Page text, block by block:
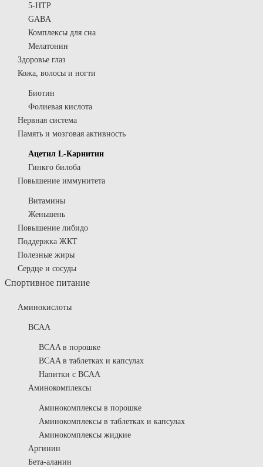
5-HTP
GABA
Комплексы для сна
Мелатонин
Здоровье глаз
Кожа, волосы и ногти
Биотин
Фолиевая кислота
Нервная система
Память и мозговая активность
Ацетил L-Карнитин
Гинкго билоба
Повышение иммунитета
Витамины
Женьшень
Повышение либидо
Поддержка ЖКТ
Полезные жиры
Сердце и сосуды
Спортивное питание
Аминокислоты
BCAA
BCAA в порошке
BCAA в таблетках и капсулах
Напитки с BCAA
Аминокомплексы
Аминокомплексы в порошке
Аминокомплексы в таблетках и капсулах
Аминокомплексы жидкие
Аргинин
Бета-аланин